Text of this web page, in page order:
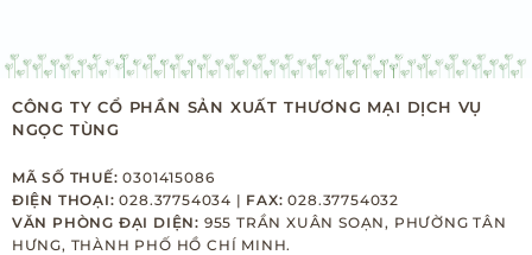
CÔNG TY CỔ PHẦN SẢN XUẤT THƯƠNG MẠI DỊCH VỤ
NGỌC TÙNG
MÃ SỐ THUẾ: 0301415086
ĐIỆN THOẠI: 028.37754034 | FAX: 028.37754032
VĂN PHÒNG ĐẠI DIỆN: 955 TRẦN XUÂN SOẠN, PHƯỜNG TÂN
HƯNG, THÀNH PHỐ HỒ CHÍ MINH.